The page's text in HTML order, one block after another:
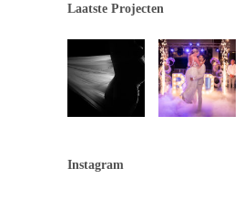
Laatste Projecten
Instagram